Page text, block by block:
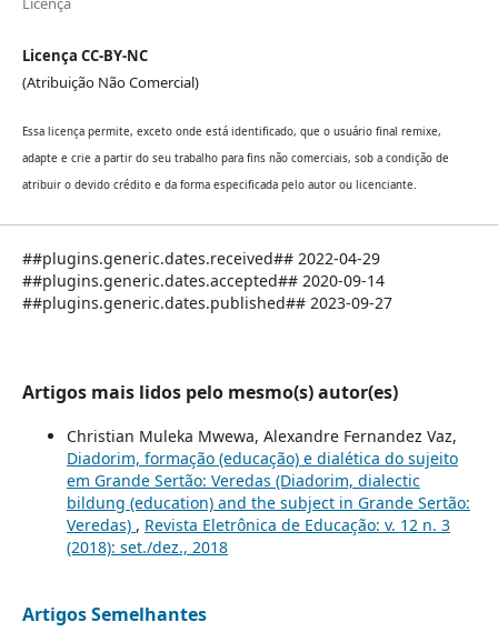
Licença CC-BY-NC
(Atribuição Não Comercial)
Essa licença permite, exceto onde está identificado, que o usuário final remixe,
adapte e crie a partir do seu trabalho para fins não comerciais, sob a condição de
atribuir o devido crédito e da forma especificada pelo autor ou licenciante.
##plugins.generic.dates.received## 2022-04-29
##plugins.generic.dates.accepted## 2020-09-14
##plugins.generic.dates.published## 2023-09-27
Artigos mais lidos pelo mesmo(s) autor(es)
Christian Muleka Mwewa, Alexandre Fernandez Vaz,
Diadorim, formação (educação) e dialética do sujeito
em Grande Sertão: Veredas (Diadorim, dialectic
bildung (education) and the subject in Grande Sertão:
Veredas) , Revista Eletrônica de Educação: v. 12 n. 3
(2018): set./dez., 2018
Artigos Semelhantes